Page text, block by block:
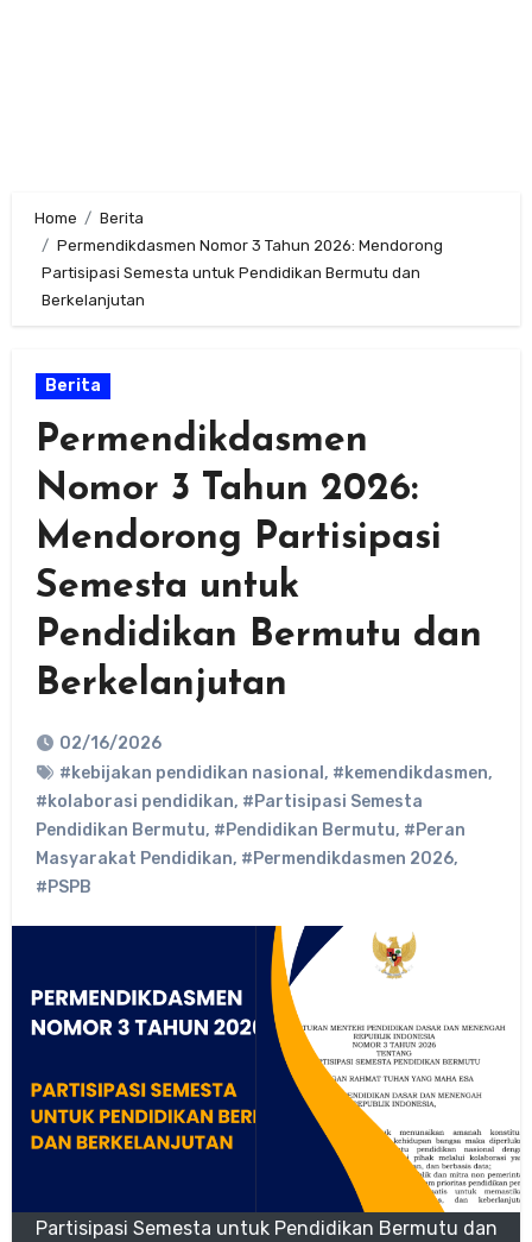
Home
Berita
Permendikdasmen Nomor 3 Tahun 2026: Mendorong
Partisipasi Semesta untuk Pendidikan Bermutu dan
Berkelanjutan
Berita
Permendikdasmen
Nomor 3 Tahun 2026:
Mendorong Partisipasi
Semesta untuk
Pendidikan Bermutu dan
Berkelanjutan
02/16/2026
#kebijakan pendidikan nasional , #kemendikdasmen,
#kolaborasi pendidikan, #Partisipasi Semesta
Pendidikan Bermutu, #Pendidikan Bermutu, #Peran
Masyarakat Pendidikan, #Permendikdasmen 2026,
#PSPB
Partisipasi Semesta untuk Pendidikan Bermutu dan